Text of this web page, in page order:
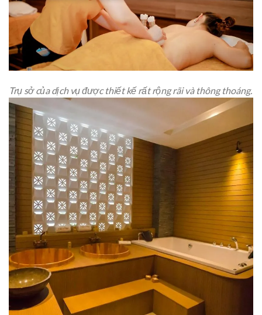
Trụ sở của dịch vụ được thiết kế rất rộng rãi và thông thoáng.